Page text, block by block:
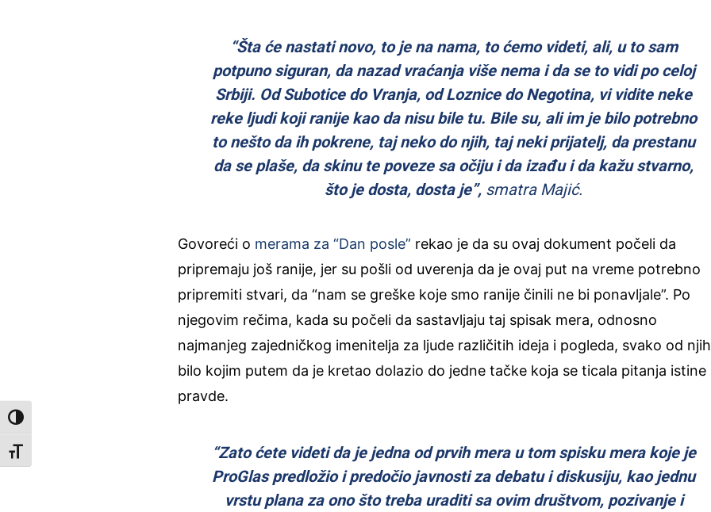
Toggle High Contrast
Toggle Font size
“Šta će nastati novo, to je na nama, to ćemo videti, ali, u to sam
potpuno siguran, da nazad vraćanja više nema i da se to vidi po celoj
Srbiji. Od Subotice do Vranja, od Loznice do Negotina, vi vidite neke
reke ljudi koji ranije kao da nisu bile tu. Bile su, ali im je bilo potrebno
to nešto da ih pokrene, taj neko do njih, taj neki prijatelj, da prestanu
da se plaše, da skinu te poveze sa očiju i da izađu i da kažu stvarno,
što je dosta, dosta je”, smatra Majić.
Govoreći o merama za “Dan posle” rekao je da su ovaj dokument počeli da
pripremaju još ranije, jer su pošli od uverenja da je ovaj put na vreme potrebno
pripremiti stvari, da “nam se greške koje smo ranije činili ne bi ponavljale”. Po
njegovim rečima, kada su počeli da sastavljaju taj spisak mera, odnosno
najmanjeg zajedničkog imenitelja za ljude različitih ideja i pogleda, svako od
bilo kojim putem da je kretao dolazio do jedne tačke koja se ticala pitanja istine
pravde.
“Zato ćete videti da je jedna od prvih mera u tom spisku mera koje je
ProGlas predložio i predočio javnosti za debatu i diskusiju, kao jednu
vrstu plana za ono što treba uraditi sa ovim društvom, pozivanje i